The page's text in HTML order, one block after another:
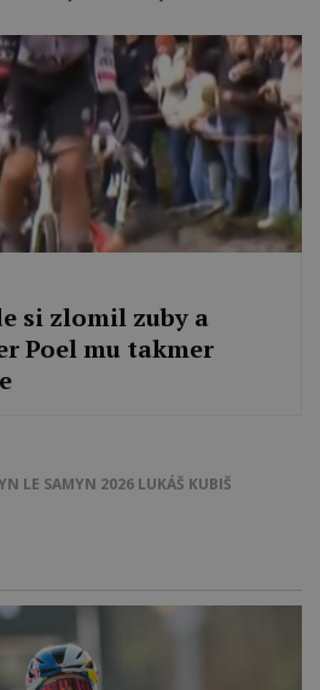
si zlomil zuby a
Poel mu takmer
LE SAMYN 2026 LUKÁŠ KUBIŠ